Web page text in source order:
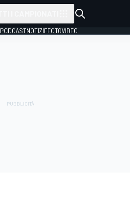
PODCASTNOTIZIEFOTOVIDEO